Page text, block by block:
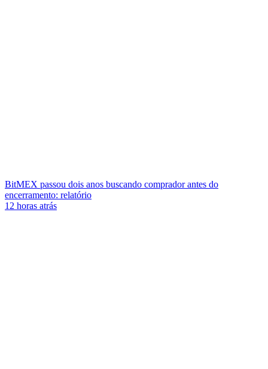
BitMEX passou dois anos buscando comprador antes do
encerramento: relatório
12 horas atrás